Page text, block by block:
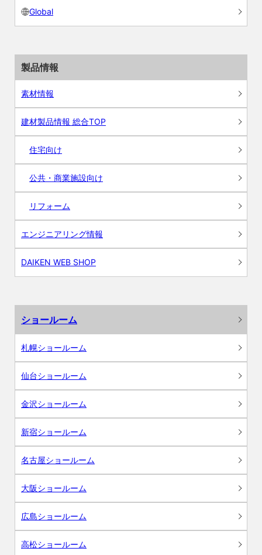
Global
製品情報
素材情報
建材製品情報 総合TOP
住宅向け
公共・商業施設向け
リフォーム
エンジニアリング情報
DAIKEN WEB SHOP
ショールーム
札幌ショールーム
仙台ショールーム
金沢ショールーム
新宿ショールーム
名古屋ショールーム
大阪ショールーム
広島ショールーム
高松ショールーム